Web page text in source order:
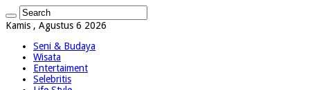
Kamis , Agustus 6 2026
Seni & Budaya
Wisata
Entertaiment
Selebritis